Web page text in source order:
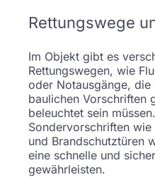
Rettungswege
Im Objekt gibt es
Rettungswegen, wie
oder Notausgänge, die
baulichen Vorschriften
beleuchtet sein
Sondervorschriften
und Brandschutztüren
eine schnelle und
gewährleisten.